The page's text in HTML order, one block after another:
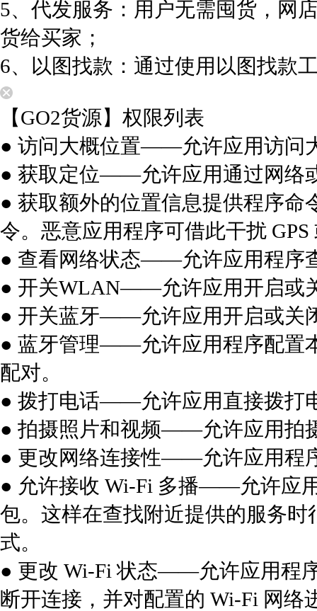
5、代发服务：用户无需囤货，网
货给买家；
6、以图找款：通过使用以图找款
【GO2货源】权限列表
● 访问大概位置——允许应用访问
● 获取定位——允许应用通过网络
● 获取额外的位置信息提供程序
令。恶意应用程序可借此干扰
● 查看网络状态——允许应用程序
● 开关WLAN——允许应用开启或
● 开关蓝牙——允许应用开启或关
● 蓝牙管理——允许应用程序配置
配对。
● 拨打电话——允许应用直接拨打
● 拍摄照片和视频——允许应用拍
● 更改网络连接性——允许应用程
● 允许接收 Wi-Fi 多播——允许应
包。这样在查找附近提供的服务
式。
● 更改 Wi-Fi 状态——允许应用程
断开连接，并对配置的 Wi-Fi 网络